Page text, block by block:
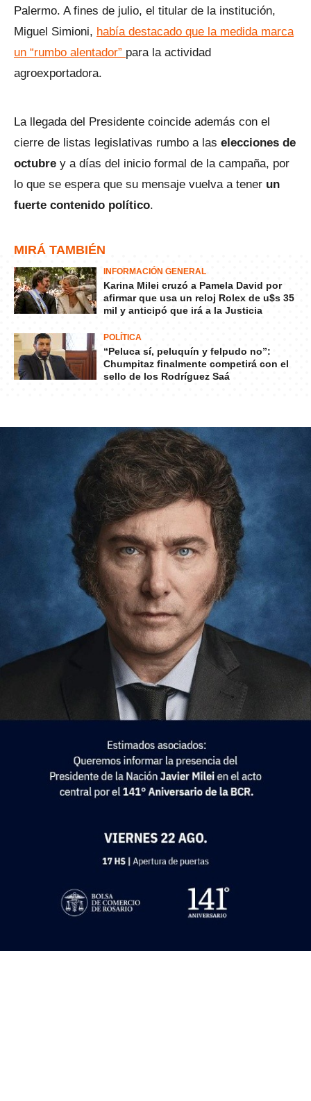
Palermo. A fines de julio, el titular de la institución,
Miguel Simioni, había destacado que la medida marca
un “rumbo alentador” para la actividad
agroexportadora.
La llegada del Presidente coincide además con el
cierre de listas legislativas rumbo a las elecciones de
octubre y a días del inicio formal de la campaña, por
lo que se espera que su mensaje vuelva a tener un
fuerte contenido político.
MIRÁ TAMBIÉN
INFORMACIÓN GENERAL
Karina Milei cruzó a Pamela David por
afirmar que usa un reloj Rolex de u$s 35
mil y anticipó que irá a la Justicia
POLÍTICA
“Peluca sí, peluquín y felpudo no”:
Chumpitaz finalmente competirá con el
sello de los Rodríguez Saá